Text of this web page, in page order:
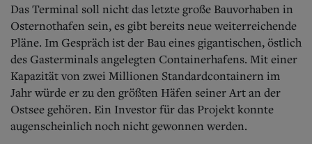
Das Terminal soll nicht das letzte große Bauvorhaben in
Osternothafen sein, es gibt bereits neue weiterreichende
Pläne. Im Gespräch ist der Bau eines gigantischen, östlich
des Gasterminals angelegten Containerhafens. Mit einer
Kapazität von zwei Millionen Standardcontainern im
Jahr würde er zu den größten Häfen seiner Art an der
Ostsee gehören. Ein Investor für das Projekt konnte
augenscheinlich noch nicht gewonnen werden.